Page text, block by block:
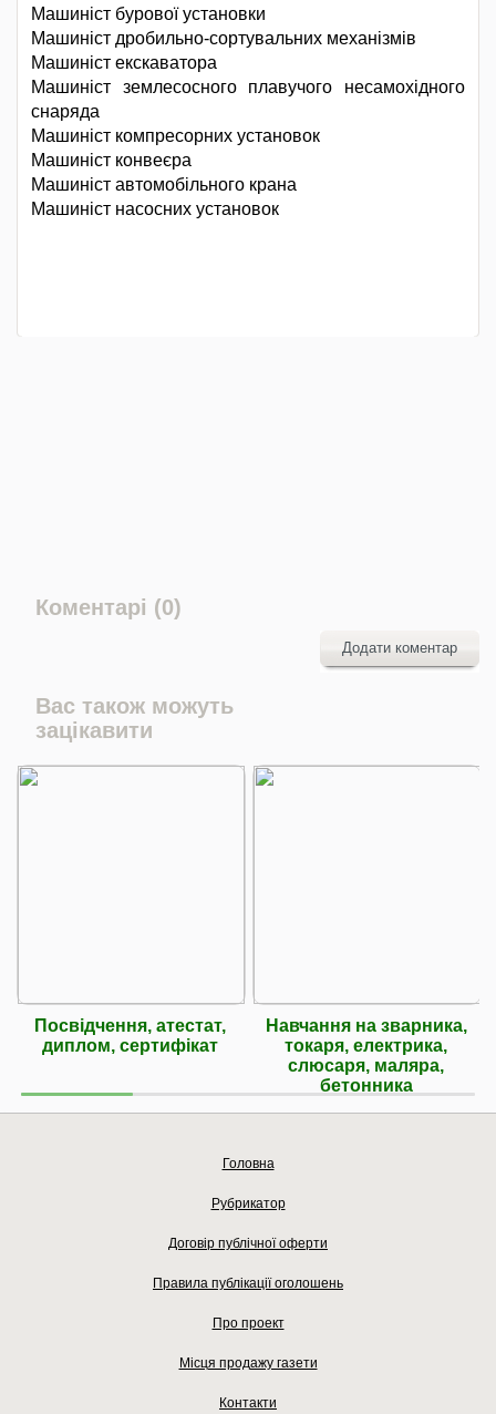
Машиніст бурової установки
Машиніст дробильно-сортувальних механізмів
Машиніст екскаватора
Машиніст землесосного плавучого несамохідного
снаряда
Машиніст компресорних установок
Машиніст конвеєра
Машиніст автомобільного крана
Машиніст насосних установок
Коментарі (0)
Додати коментар
Вас також можуть
зацікавити
Посвідчення, атестат,
диплом, сертифікат
Навчання на зварника,
токаря, електрика,
слюсаря, маляра,
бетонника
Головна
Рубрикатор
Договір публічної оферти
Правила публікації оголошень
Про проект
Місця продажу газети
Контакти